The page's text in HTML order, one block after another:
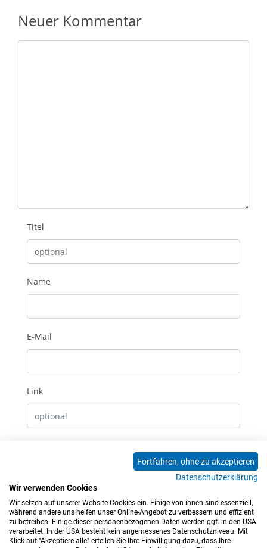
Neuer Kommentar
Titel
Name
E-Mail
Link
0 Kommentare
Fortfahren, ohne zu akzeptieren
Datenschutzerklärung
Wir verwenden Cookies
Wir setzen auf unserer Website Cookies ein. Einige von ihnen sind essenziell,
während andere uns helfen unser Online-Angebot zu verbessern und effizient
zu betreiben. Einige dieser personenbezogenen Daten werden ggf. in den USA
verarbeitet. In der USA besteht kein angemessenes Datenschutzniveau. Mit
Klick auf "Akzeptiere alle" erteilen Sie Ihre Einwilligung dazu, dass Ihre